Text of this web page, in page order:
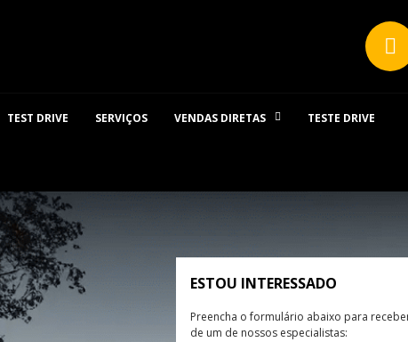
TEST DRIVE SERVIÇOS VENDAS DIRETAS TESTE DRIVE
ESTOU INTERESSADO
Preencha o formulário abaixo para
de um de nossos especialistas: